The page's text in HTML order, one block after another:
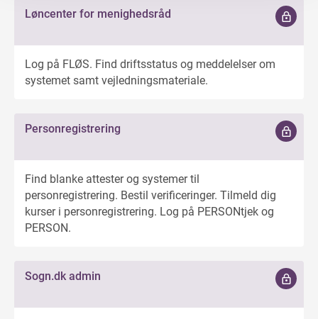
Løncenter for menighedsråd
Log på FLØS. Find driftsstatus og meddelelser om
systemet samt vejledningsmateriale.
Personregistrering
Find blanke attester og systemer til
personregistrering. Bestil verificeringer. Tilmeld dig
kurser i personregistrering. Log på PERSONtjek og
PERSON.
Sogn.dk admin